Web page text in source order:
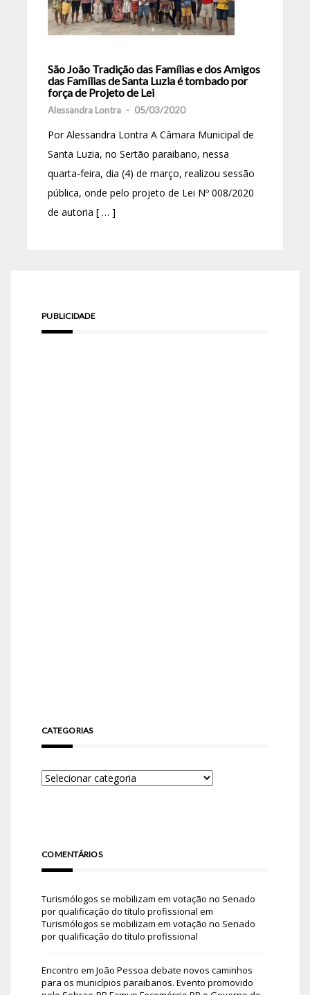
São João Tradição das Famílias e dos Amigos
das Famílias de Santa Luzia é tombado por
força de Projeto de Lei
Alessandra Lontra - 05/03/2020
Por Alessandra Lontra A Câmara Municipal de
Santa Luzia, no Sertão paraibano, nessa
quarta-feira, dia (4) de março, realizou sessão
pública, onde pelo projeto de Lei Nº 008/2020
de autoria [ … ]
PUBLICIDADE
CATEGORIAS
COMENTÁRIOS
Turismólogos se mobilizam em votação no Senado
por qualificação do título profissional em
Turismólogos se mobilizam em votação no Senado
por qualificação do título profissional
Encontro em João Pessoa debate novos caminhos
para os municípios paraibanos. Evento promovido